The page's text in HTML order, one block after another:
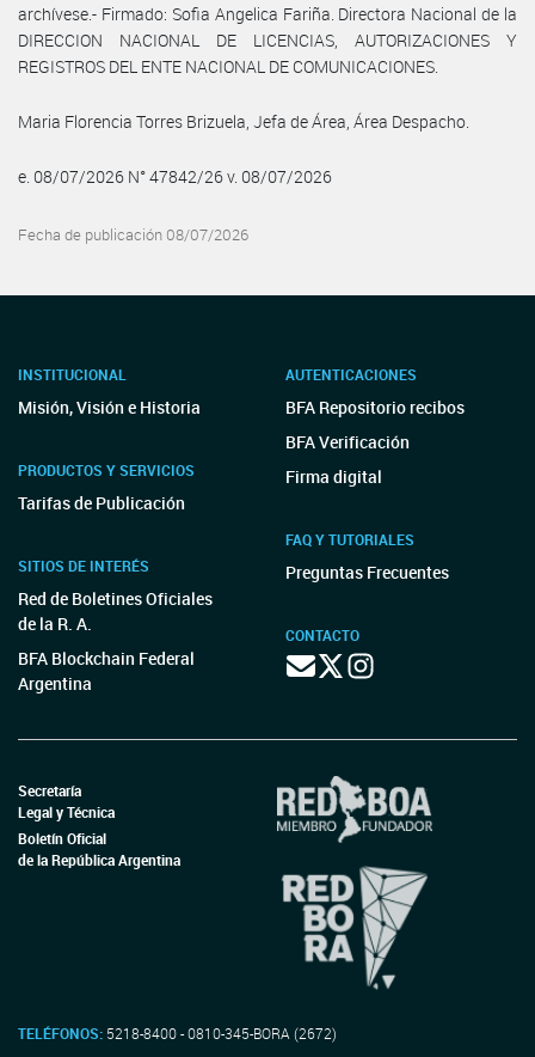
archívese.- Firmado: Sofia Angelica Fariña. Directora Nacional de la
DIRECCION NACIONAL DE LICENCIAS, AUTORIZACIONES Y
REGISTROS DEL ENTE NACIONAL DE COMUNICACIONES.
Maria Florencia Torres Brizuela, Jefa de Área, Área Despacho.
e. 08/07/2026 N° 47842/26 v. 08/07/2026
Fecha de publicación 08/07/2026
INSTITUCIONAL
Misión, Visión e Historia
PRODUCTOS Y SERVICIOS
Tarifas de Publicación
SITIOS DE INTERÉS
Red de Boletines Oficiales
de la R. A.
BFA Blockchain Federal
Argentina
AUTENTICACIONES
BFA Repositorio recibos
BFA Verificación
Firma digital
FAQ Y TUTORIALES
Preguntas Frecuentes
CONTACTO
Secretaría
Legal y Técnica
Boletín Oficial
de la República Argentina
TELÉFONOS: 5218-8400 - 0810-345-BORA (2672)